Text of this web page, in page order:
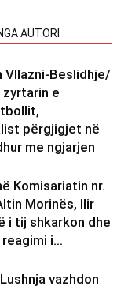
AUTORI
Vllazni-Beslidhje/
zyrtarin e
përgjigjet në
me ngjarjen
Komisariatin nr.
Morinës, Ilir
i tij shkarkon dhe
i...
vazhdon